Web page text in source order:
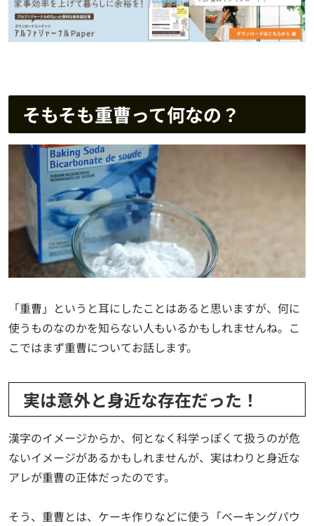
そもそも重曹って何なの？
「重曹」というと耳にしたことはあると思いますが、何に
使うものなのかを知らない人もいるかもしれませんね。こ
こではまず重曹についてお話します。
実は意外と身近な存在だった！
漢字のイメージからか、何となく科学っぽくて扱うのが危
ないイメージがあるかもしれませんが、実はわりと身近な
アレが重曹の正体だったのです。
そう、重曹とは、ケーキ作りなどに使う「ベーキングパウ